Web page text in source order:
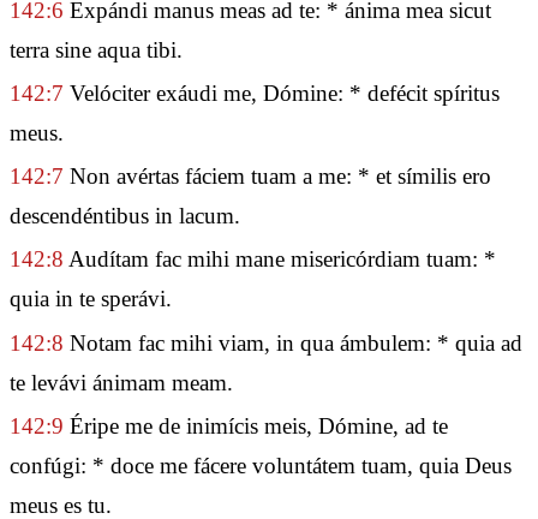
142:6 Expándi manus meas ad te: * ánima mea sicut
terra sine aqua tibi.
142:7 Velóciter exáudi me, Dómine: * defécit spíritus
meus.
142:7 Non avértas fáciem tuam a me: * et símilis ero
descendéntibus in lacum.
142:8 Audítam fac mihi mane misericórdiam tuam: *
quia in te sperávi.
142:8 Notam fac mihi viam, in qua ámbulem: * quia ad
te levávi ánimam meam.
142:9 Éripe me de inimícis meis, Dómine, ad te
confúgi: * doce me fácere voluntátem tuam, quia Deus
meus es tu.